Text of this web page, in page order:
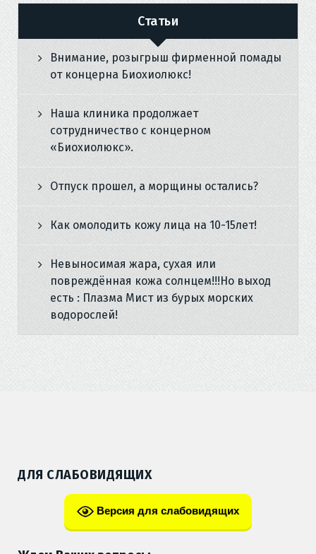
Статьи
Внимание, розыгрыш фирменной помады
от концерна Биохиолюкс!
Наша клиника продолжает
сотрудничество с концерном
«Биохиолюкс».
Отпуск прошел, а морщины остались?
Как омолодить кожу лица на 10-15лет!
Невыносимая жара, сухая или
повреждённая кожа солнцем!!!Но выход
есть : Плазма Мист из бурых морских
водорослей!
ДЛЯ СЛАБОВИДЯЩИХ
Версия для слабовидящих